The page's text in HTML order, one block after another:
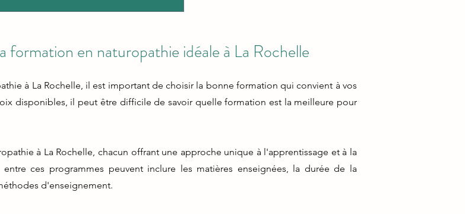
formation en naturopathie idéale à La Rochelle
à La Rochelle, il est important de choisir la bonne formation qui convient à vos
disponibles, il peut être difficile de savoir quelle formation est la meilleure pour
à La Rochelle, chacun offrant une approche unique à l'apprentissage et à la
ces programmes peuvent inclure les matières enseignées, la durée de la
d'enseignement.